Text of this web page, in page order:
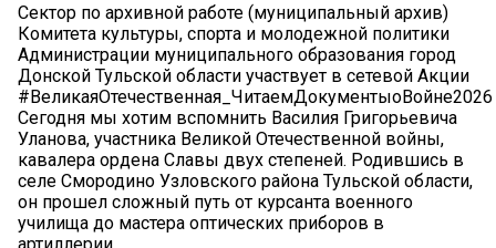
Сектор по архивной работе (муниципальный архив)
Комитета культуры, спорта и молодежной политики
Администрации муниципального образования город
Донской Тульской области участвует в сетевой Акции
#ВеликаяОтечественная_ЧитаемДокументыоВойне2026
Сегодня мы хотим вспомнить Василия Григорьевича
Уланова, участника Великой Отечественной войны,
кавалера ордена Славы двух степеней. Родившись в
селе Смородино Узловского района Тульской области,
он прошел сложный путь от курсанта военного
училища до мастера оптических приборов в
артиллерии.